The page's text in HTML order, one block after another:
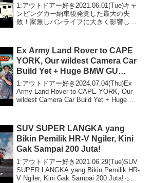
1:アウトドアー好き2021.06.01(Tue)キャ
ンピングカー納車後発覚した最大の失
敗！家無しバンライフに大きく影響して
き2021.06.01(Tue)この動画は注...
Ex Army Land Rover to CAPE
YORK, Our wildest Camera Car
Build Yet + Huge BMW GU
News
1:アウトドアー好き2024.07.04(Thu)Ex
Army Land Rover to CAPE YORK, Our
wildest Camera Car Build Yet + Huge
SUV SUPER LANGKA yang
Bikin Pemilik HR-V Ngiler, Kini
Gak Sampai 200 Juta!
1:アウトドアー好き2021.06.29(Tue)SUV
SUPER LANGKA yang Bikin Pemilik HR-
V Ngiler, Kini Gak Sampai 200 Juta!って